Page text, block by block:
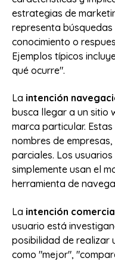
estrategias de
representa
conocimiento o
Ejemplos típicos
qué ocurre".
La intención
busca llegar a un sitio
marca particular.
nombres de
parciales. Los
simplemente usan el
herramienta de
La intención
usuario está
posibilidad de realizar
como "mejor",